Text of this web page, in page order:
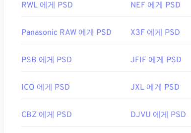
RWL 에게 PSD NEF 에게 PSD
Panasonic RAW 에게 PSD X3F 에게 PSD
PSB 에게 PSD JFIF 에게 PSD
ICO 에게 PSD JXL 에게 PSD
CBZ 에게 PSD DJVU 에게 PSD